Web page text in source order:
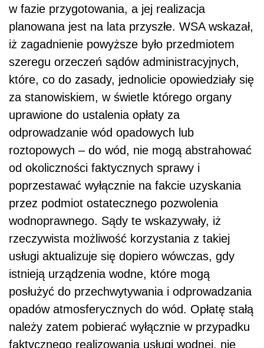
w fazie przygotowania, a jej realizacja
planowana jest na lata przyszłe. WSA wskazał,
iż zagadnienie powyższe było przedmiotem
szeregu orzeczeń sądów administracyjnych,
które, co do zasady, jednolicie opowiedziały się
za stanowiskiem, w świetle którego organy
uprawione do ustalenia opłaty za
odprowadzanie wód opadowych lub
roztopowych – do wód, nie mogą abstrahować
od okoliczności faktycznych sprawy i
poprzestawać wyłącznie na fakcie uzyskania
przez podmiot ostatecznego pozwolenia
wodnoprawnego. Sądy te wskazywały, iż
rzeczywista możliwość korzystania z takiej
usługi aktualizuje się dopiero wówczas, gdy
istnieją urządzenia wodne, które mogą
posłużyć do przechwytywania i odprowadzania
opadów atmosferycznych do wód. Opłatę stałą
należy zatem pobierać wyłącznie w przypadku
faktycznego realizowania usługi wodnej, nie